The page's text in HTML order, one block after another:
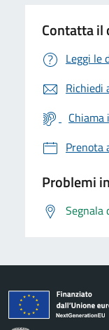
Contatta il
Leggi le
Richiedi
Prenota
Problemi
Segnala